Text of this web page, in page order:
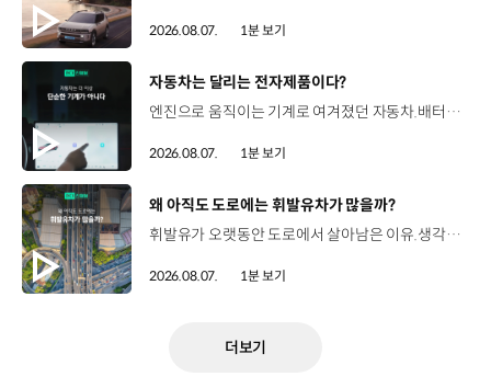
2026.08.07. 1분 보기
[동영상]
자동차는 달리는 전자제품이다?
엔진으로 움직이는 기계로 여겨졌던 자동차.배터리와 소프트웨어를 통해 어떻게 바뀌고 있을까요? 현대진행형 팟캐스트 EP.21에서 확인하세요.📻 #현대자동차그룹 #현대진행형 #모빌리티팟캐스트 #SDV #전기차 #연료 #미래모빌리티 #모빌리티
2026.08.07. 1분 보기
[동영상]
왜 아직도 도로에는 휘발유차가 많을까?
휘발유가 오랫동안 도로에서 살아남은 이유.생각보다 강력한 장점이 있었습니다. 현대진행형 팟캐스트 EP.21에서 확인하세요.📻 #현대자동차그룹 #현대진행형 #모빌리티팟캐스트 #휘발유 #내연기관 #연료 #미래모빌리티 #모빌리티
2026.08.07. 1분 보기
더보기